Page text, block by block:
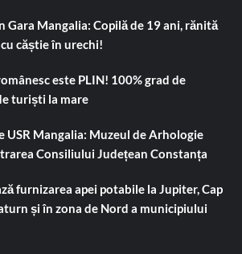
Gara Mangalia: Copilă de 19 ani, rănită
căștie în urechi!
este PLIN! 100% grad de
turiști la mare
USR Mangalia: Muzeul de Arhologie
Consiliului Județean Constanța
furnizarea apei potabile la Jupiter, Cap
și în zona de Nord a municipiului